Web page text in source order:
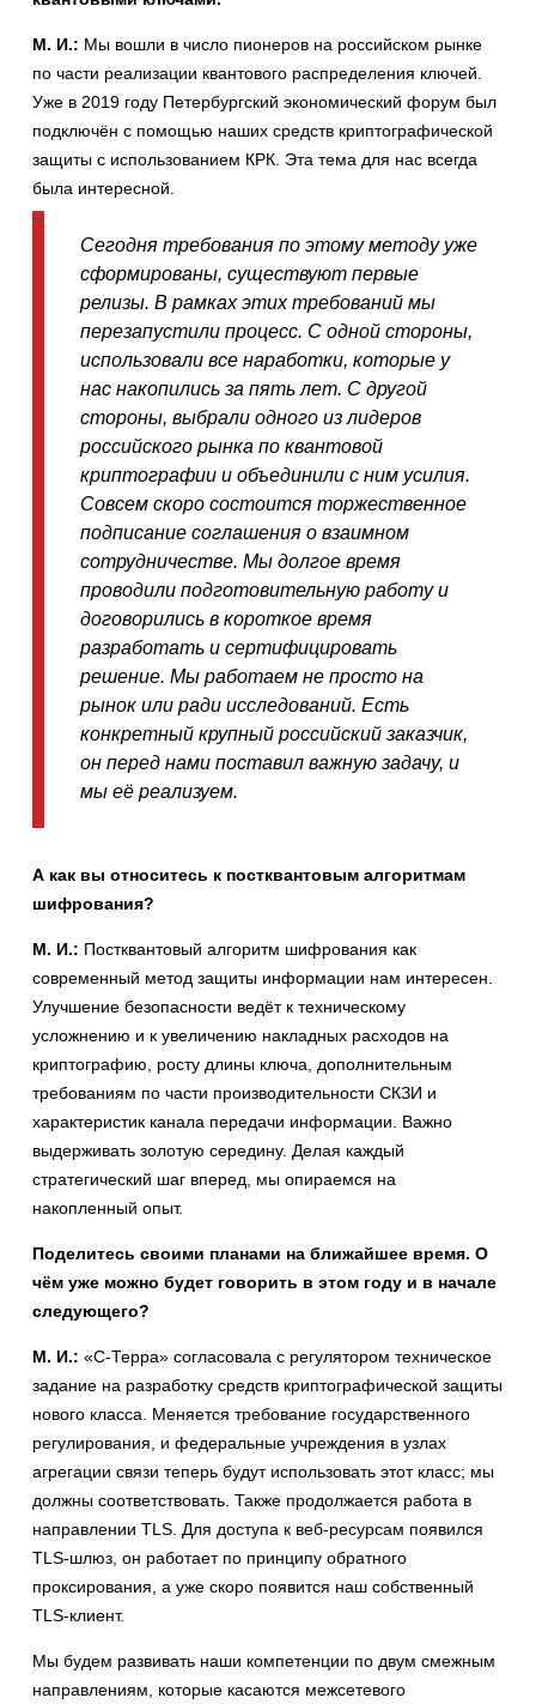
М. И.: Мы вошли в число пионеров на российском рынке
по части реализации квантового распределения ключей.
Уже в 2019 году Петербургский экономический форум был
подключён с помощью наших средств криптографической
защиты с использованием КРК. Эта тема для нас всегда
была интересной.
Сегодня требования по этому методу уже
сформированы, существуют первые
релизы. В рамках этих требований мы
перезапустили процесс. С одной стороны,
использовали все наработки, которые у
нас накопились за пять лет. С другой
стороны, выбрали одного из лидеров
российского рынка по квантовой
криптографии и объединили с ним усилия.
Совсем скоро состоится торжественное
подписание соглашения о взаимном
сотрудничестве. Мы долгое время
проводили подготовительную работу и
договорились в короткое время
разработать и сертифицировать
решение. Мы работаем не просто на
рынок или ради исследований. Есть
конкретный крупный российский заказчик,
он перед нами поставил важную задачу, и
мы её реализуем.
А как вы относитесь к постквантовым алгоритмам
шифрования?
М. И.: Постквантовый алгоритм шифрования как
современный метод защиты информации нам интересен.
Улучшение безопасности ведёт к техническому
усложнению и к увеличению накладных расходов на
криптографию, росту длины ключа, дополнительным
требованиям по части производительности СКЗИ и
характеристик канала передачи информации. Важно
выдерживать золотую середину. Делая каждый
стратегический шаг вперед, мы опираемся на
накопленный опыт.
Поделитесь своими планами на ближайшее время. О
чём уже можно будет говорить в этом году и в начале
следующего?
М. И.: «С-Терра» согласовала с регулятором техническое
задание на разработку средств криптографической защиты
нового класса. Меняется требование государственного
регулирования, и федеральные учреждения в узлах
агрегации связи теперь будут использовать этот класс; мы
должны соответствовать. Также продолжается работа в
направлении TLS. Для доступа к веб-ресурсам появился
TLS-шлюз, он работает по принципу обратного
проксирования, а уже скоро появится наш собственный
TLS-клиент.
Мы будем развивать наши компетенции по двум смежным
направлениям, которые касаются межсетевого